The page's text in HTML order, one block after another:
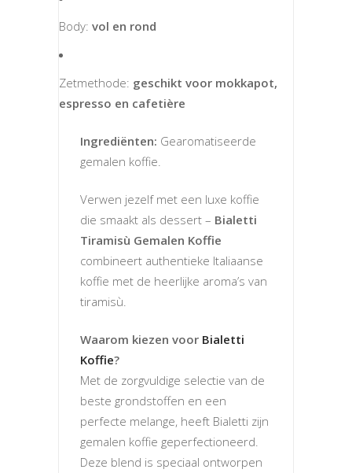
Body: vol en rond
Zetmethode: geschikt voor mokkapot,
espresso en cafetière
Ingrediënten: Gearomatiseerde
gemalen koffie.
Verwen jezelf met een luxe koffie
die smaakt als dessert – Bialetti
Tiramisù Gemalen Koffie
combineert authentieke Italiaanse
koffie met de heerlijke aroma’s van
tiramisù.
Waarom kiezen voor Bialetti
Koffie?
Met de zorgvuldige selectie van de
beste grondstoffen en een
perfecte melange, heeft Bialetti zijn
gemalen koffie geperfectioneerd.
Deze blend is speciaal ontworpen